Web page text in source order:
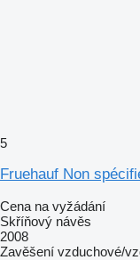
5
Fruehauf Non
Cena na vyžádání
Skříňový návěs
2008
Zavěšení vzduchové/